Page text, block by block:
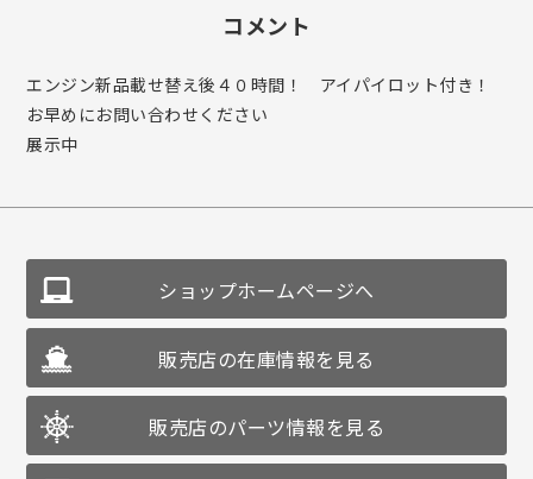
コメント
エンジン新品載せ替え後４０時間！ アイパイロット付き！
お早めにお問い合わせください
展示中
ショップホームページへ
販売店の在庫情報を見る
販売店のパーツ情報を見る